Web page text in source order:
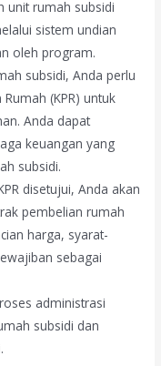
unit rumah subsidi
sistem undian
oleh program.
subsidi, Anda perlu
(KPR) untuk
Anda dapat
keuangan yang
subsidi.
disetujui, Anda akan
pembelian rumah
harga, syarat-
sebagai
administrasi
subsidi dan